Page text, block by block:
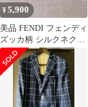
¥5,900
美品 FENDI フェンディ
ズッカ柄 シルクネクタ
イ ブラック